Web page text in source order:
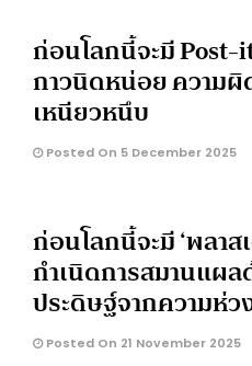
ก่อนโลกนี้จะมี Post-
กาวนิดหน่อย ความผิ
เหนียวหนึบ
Posted On 5 December 2025
ก่อนโลกนี้จะมี ‘พลา
กำเนิดการสมานแผ
ประดิษฐ์จากความห่ว
Posted On 21 November 2025